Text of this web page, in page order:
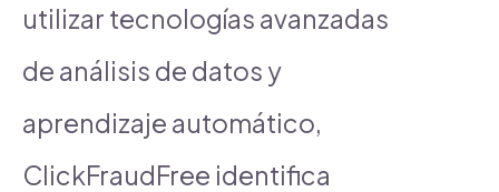
utilizar tecnologías avanzadas
de análisis de datos y
aprendizaje automático,
ClickFraudFree identifica